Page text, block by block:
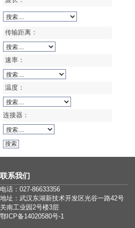
传输距离：
速率：
温度：
连接器：
联系我们
电话：027-86633356
地址：武汉东湖新技术开发区光谷一路42号
关南工业园2号楼3层
鄂ICP备14020580号-1